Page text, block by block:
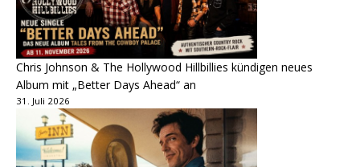
Chris Johnson & The Hollywood Hillbillies kündigen neues
Album mit „Better Days Ahead“ an
31. Juli 2026